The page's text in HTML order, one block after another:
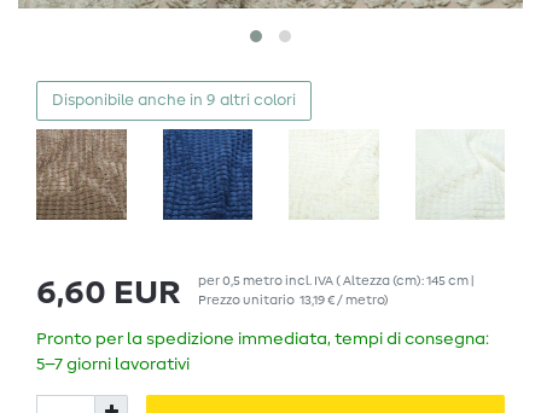
Disponibile anche in 9 altri colori
6,60 EUR per0,5 metroincl. IVA( Altezza (cm): 145 cm |
Prezzo unitario 13,19 € / metro)
Pronto per la spedizione immediata, tempi di consegna:
5–7 giorni lavorativi